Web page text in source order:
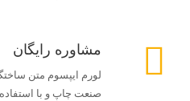
مشاوره رایگان
لورم ایپسوم متن
صنعت چاپ و با